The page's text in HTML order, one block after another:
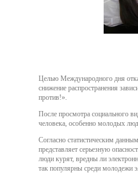
Целью Международного дня
снижение распространения
против!».
После просмотра социального
человека, особенно молодых
Согласно статистическим
представляет серьезную
люди курят, вредны ли
так популярны среди молодежи